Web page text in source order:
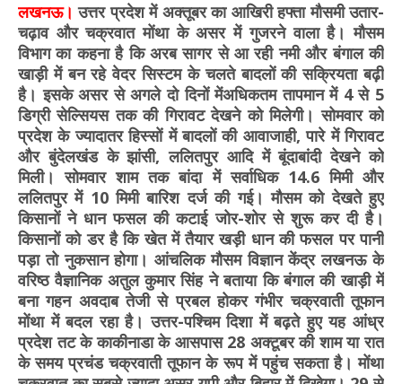
लखनऊ।उत्तर प्रदेश में अक्तूबर का आखिरी हफ्ता मौसमी उतार-
चढ़ाव और चक्रवात मोंथा के असर में गुजरने वाला है। मौसम
विभाग का कहना है कि अरब सागर से आ रही नमी और बंगाल की
खाड़ी में बन रहे वेदर सिस्टम के चलते बादलों की सक्रियता बढ़ी
है। इसके असर से अगले दो दिनों मेंअधिकतम तापमान में 4 से 5
डिग्री सेल्सियस तक की गिरावट देखने को मिलेगी। सोमवार को
प्रदेश के ज्यादातर हिस्सों में बादलों की आवाजाही, पारे में गिरावट
और बुंदेलखंड के झांसी, ललितपुर आदि में बूंदाबांदी देखने को
मिली। सोमवार शाम तक बांदा में सर्वाधिक 14.6 मिमी और
ललितपुर में 10 मिमी बारिश दर्ज की गई। मौसम को देखते हुए
किसानों ने धान फसल की कटाई जोर-शोर से शुरू कर दी है।
किसानों को डर है कि खेत में तैयार खड़ी धान की फसल पर पानी
पड़ा तो नुकसान होगा। आंचलिक मौसम विज्ञान केंद्र लखनऊ के
वरिष्ठ वैज्ञानिक अतुल कुमार सिंह ने बताया कि बंगाल की खाड़ी में
बना गहन अवदाब तेजी से प्रबल होकर गंभीर चक्रवाती तूफान
मोंथा में बदल रहा है। उत्तर-पश्चिम दिशा में बढ़ते हुए यह आंध्र
प्रदेश तट के काकीनाडा के आसपास 28 अक्टूबर की शाम या रात
के समय प्रचंड चक्रवाती तूफान के रूप में पहुंच सकता है। मोंथा